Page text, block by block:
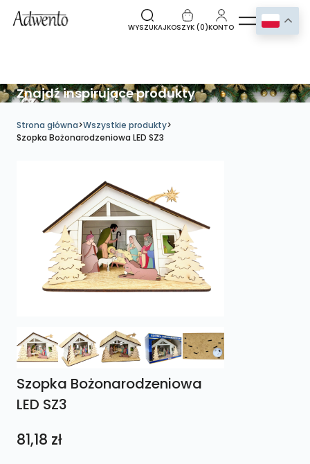
WYSZUKAJKOSZYK (0)KONTO
Znajdź inspirujące produkty
Strona główna>Wszystkie produkty>
Szopka Bożonarodzeniowa LED SZ3
Szopka Bożonarodzeniowa
LED SZ3
81,18 zł